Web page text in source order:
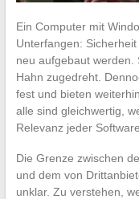
Ein Computer mit
Unterfangen:
neu aufgebaut werden.
Hahn zugedreht.
fest und bieten
alle sind gleichwertig,
Relevanz jeder
Die Grenze zwischen
und dem von
unklar. Zu verstehen,